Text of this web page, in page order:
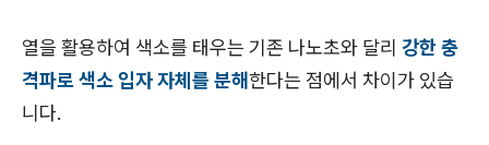
열을 활용하여 색소를 태우는 기존 나노초와 달리 강한 충
격파로 색소 입자 자체를 분해한다는 점에서 차이가 있습
니다.